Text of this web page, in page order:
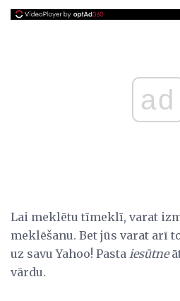
ad
Lai meklētu tīmeklī, varat
meklēšanu. Bet jūs varat arī
uz savu Yahoo! Pasta iesūtne
vārdu.